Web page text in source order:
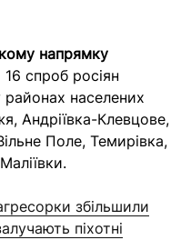
напрямку
16 спроб росіян
районах населених
Андріївка-Клевцове,
Поле, Темирівка,
збільшили
піхотні